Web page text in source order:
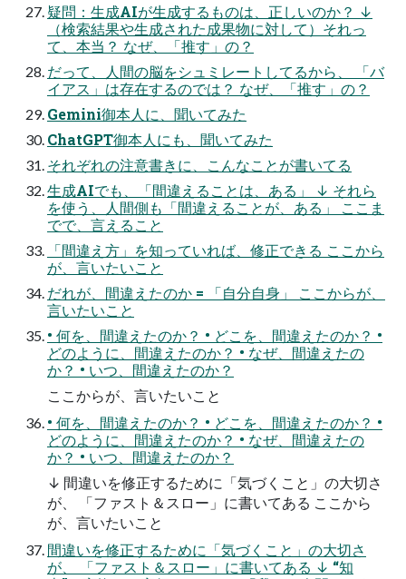
疑問：⽣成AIが⽣成するものは、正しいのか？ ↓
（検索結果や⽣成された成果物に対して）それっ
て、本当？ なぜ、「推す」の？
だって、⼈間の脳をシュミレートしてるから、 「バ
イアス」は存在するのでは？ なぜ、「推す」の？
Gemini御本⼈に、聞いてみた
ChatGPT御本⼈にも、聞いてみた
それぞれの注意書きに、こんなことが書いてる
⽣成AIでも、「間違えることは、ある」 ↓ それら
を使う、⼈間側も「間違えることが、ある」 ここま
でで、⾔えること
「間違え⽅」を知っていれば、修正できる ここから
が、⾔いたいこと
だれが、間違えたのか = 「⾃分⾃⾝」 ここからが、
⾔いたいこと
• 何を、間違えたのか？ • どこを、間違えたのか？ •
どのように、間違えたのか？ • なぜ、間違えたの
か？ • いつ、間違えたのか？
ここからが、⾔いたいこと
• 何を、間違えたのか？ • どこを、間違えたのか？ •
どのように、間違えたのか？ • なぜ、間違えたの
か？ • いつ、間違えたのか？
↓ 間違いを修正するために「気づくこと」の⼤切さ
が、 「ファスト＆スロー」に書いてある ここから
が、⾔いたいこと
間違いを修正するために「気づくこと」の⼤切さ
が、 「ファスト＆スロー」に書いてある ↓ “知